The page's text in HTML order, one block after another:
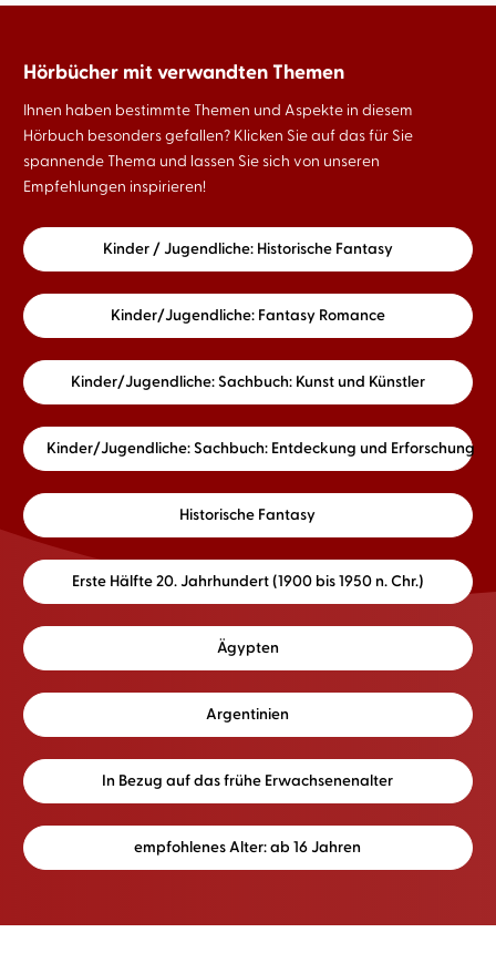
Hörbücher mit verwandten Themen
Ihnen haben bestimmte Themen und Aspekte in diesem
Hörbuch besonders gefallen? Klicken Sie auf das für Sie
spannende Thema und lassen Sie sich von unseren
Empfehlungen inspirieren!
Kinder / Jugendliche: Historische Fantasy
Kinder/Jugendliche: Fantasy Romance
Kinder/Jugendliche: Sachbuch: Kunst und Künstler
Kinder/Jugendliche: Sachbuch: Entdeckung und Erforschung
Historische Fantasy
Erste Hälfte 20. Jahrhundert (1900 bis 1950 n. Chr.)
Ägypten
Argentinien
In Bezug auf das frühe Erwachsenenalter
empfohlenes Alter: ab 16 Jahren